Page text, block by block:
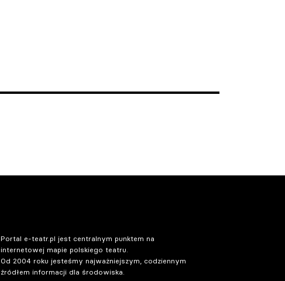
Portal e-teatr.pl jest centralnym punktem na
internetowej mapie polskiego teatru.
Od 2004 roku jesteśmy najważniejszym, codziennym
źródłem informacji dla środowiska.